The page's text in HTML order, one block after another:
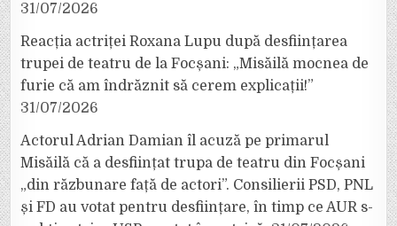
31/07/2026
Reacția actriței Roxana Lupu după desființarea
trupei de teatru de la Focșani: „Misăilă mocnea de
furie că am îndrăznit să cerem explicații!”
31/07/2026
Actorul Adrian Damian îl acuză pe primarul
Misăilă că a desființat trupa de teatru din Focșani
„din răzbunare față de actori”. Consilierii PSD, PNL
și FD au votat pentru desființare, în timp ce AUR s-